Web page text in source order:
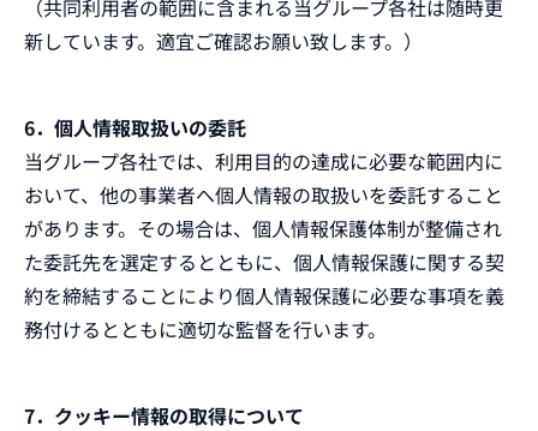
（共同利用者の範囲に含まれる当グループ各社は随時更
新しています。適宜ご確認お願い致します。）
6．個人情報取扱いの委託
当グループ各社では、利用目的の達成に必要な範囲内に
おいて、他の事業者へ個人情報の取扱いを委託すること
があります。その場合は、個人情報保護体制が整備され
た委託先を選定するとともに、個人情報保護に関する契
約を締結することにより個人情報保護に必要な事項を義
務付けるとともに適切な監督を行います。
7．クッキー情報の取得について